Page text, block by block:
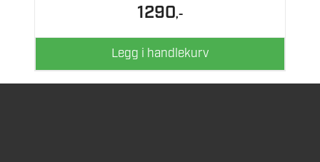
1290,-
Legg i handlekurv